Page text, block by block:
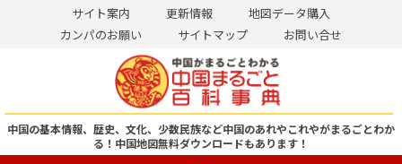
ン
ツ
サイト案内 更新情報
地図データ購入
カンパのお願い
サイトマップ お問い合せ
中国の基本情報、歴史、文化、少数民族など中国のあれやこれやがまるごとわか
る！ 中国地図無料ダウンロードもあります！